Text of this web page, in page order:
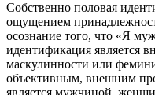
Собственно половая
ощущением
осознание того, что «Я
идентификация является
маскулинности или
объективным, внешним